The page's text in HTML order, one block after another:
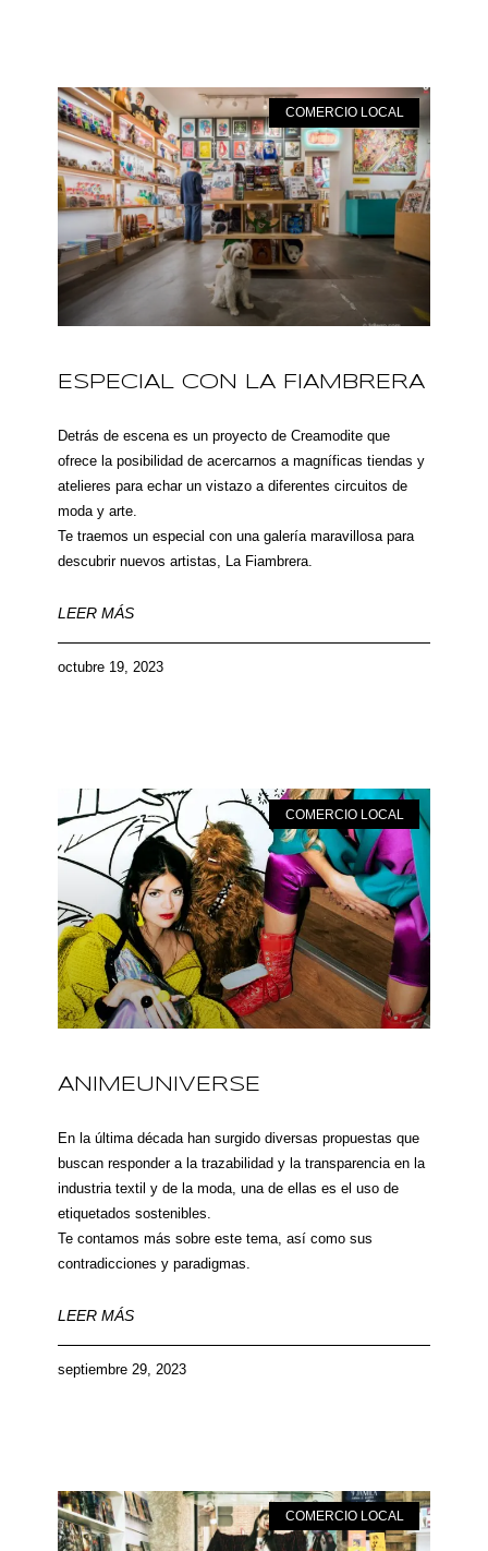
COMERCIO LOCAL
ESPECIAL CON LA FIAMBRERA
Detrás de escena es un proyecto de Creamodite que
ofrece la posibilidad de acercarnos a magníficas tiendas y
atelieres para echar un vistazo a diferentes circuitos de
moda y arte.
Te traemos un especial con una galería maravillosa para
descubrir nuevos artistas, La Fiambrera.
LEER MÁS
octubre 19, 2023
COMERCIO LOCAL
ANIMEUNIVERSE
En la última década han surgido diversas propuestas que
buscan responder a la trazabilidad y la transparencia en la
industria textil y de la moda, una de ellas es el uso de
etiquetados sostenibles.
Te contamos más sobre este tema, así como sus
contradicciones y paradigmas.
LEER MÁS
septiembre 29, 2023
COMERCIO LOCAL